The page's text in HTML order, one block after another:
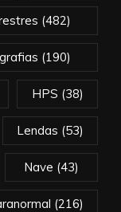
(482)
(190)
HPS (38)
Lendas (53)
Nave (43)
(216)